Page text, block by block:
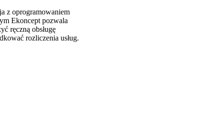
z oprogramowaniem
Ekoncept pozwala
ręczną obsługę
rozliczenia usług.